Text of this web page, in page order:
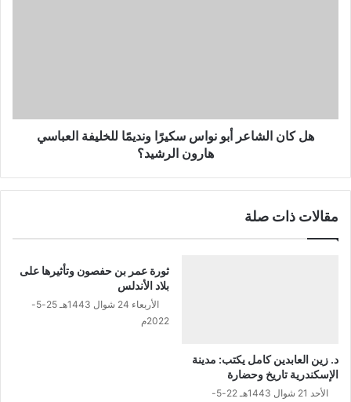
العباسي
هل كان الشاعر أبو نواس سكيرًا ونديمًا للخليفة العباسي
هارون الرشيد؟
مقالات ذات صلة
د. زين العابدين كامل يكتب: مدينة
الإسكندرية تاريخ وحضارة
الأحد 21 شوال 1443هـ 22-5-
ثورة عمر بن حفصون وتأثيرها على
بلاد الأندلس
الأربعاء 24 شوال 1443هـ 25-5-
2022م